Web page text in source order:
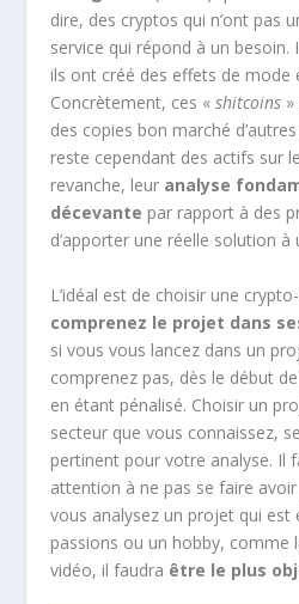
dire, des cryptos qui n’ont pas
service qui répond à un besoin.
ils ont créé des effets de mode
Concrètement, ces «shitcoins
des copies bon marché
reste cependant des actifs sur
revanche, leur analyse
décevante par rapport à des
d’apporter une réelle solution à
L’idéal est de choisir une
comprenez le projet dans
si vous vous lancez dans un
comprenez pas, dès le début
en étant pénalisé. Choisir un
secteur que vous connaissez,
pertinent pour votre analyse. Il
attention à ne pas se faire
vous analysez un projet qui est
passions ou un hobby, comme
vidéo, il faudra être le plus